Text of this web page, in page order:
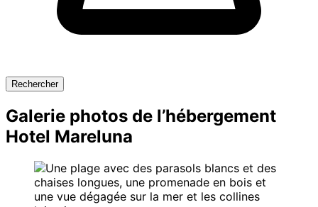
Rechercher
Galerie photos de l’hébergement
Hotel Mareluna